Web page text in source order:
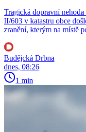
Tragická dopravní
II/603 v katastru obce
zranění, kterým na místě
Budějcká Drbna
dnes, 08:26
1 min